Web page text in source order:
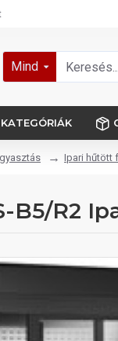
Mind
KATEGÓRIÁK
Ipari hűtött
B5/R2